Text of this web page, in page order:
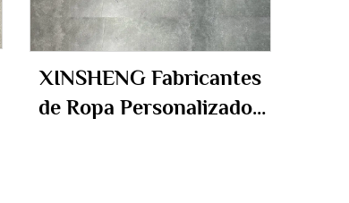
XINSHENG Fabricantes
de Ropa Personalizados